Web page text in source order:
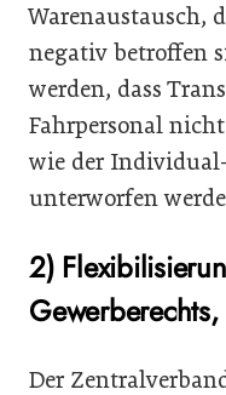
Warenaustausch,
negativ betroffen
werden, dass
Fahrpersonal
wie der
unterworfen
2)
Der